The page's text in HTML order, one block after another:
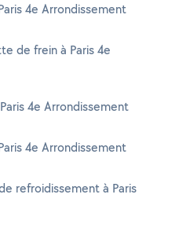
4e Arrondissement
de frein à Paris 4e
4e Arrondissement
4e Arrondissement
refroidissement à Paris